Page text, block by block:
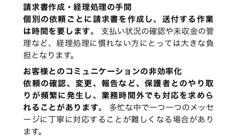
請求書作成・経理処理の手間
個別の依頼ごとに請求書を作成し、送付する作業
は時間を要します。 支払い状況の確認や未収金の管
理など、経理処理に慣れない方にとっては大きな負
担となります。
お客様とのコミュニケーションの非効率化
依頼の確認、変更、報告など、保護者とのやり取
りが頻繁に発生し、業務時間外でも対応を求めら
れることがあります。 多忙な中で一つ一つのメッセ
ージに丁寧に対応することが難しくなる場合があり
ます。